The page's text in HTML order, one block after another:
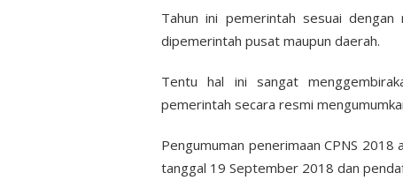
Tahun ini pemerintah sesuai dengan
dipemerintah pusat maupun daerah.
Tentu hal ini sangat
pemerintah secara resmi
Pengumuman penerimaan CPNS
tanggal 19 September 2018 dan